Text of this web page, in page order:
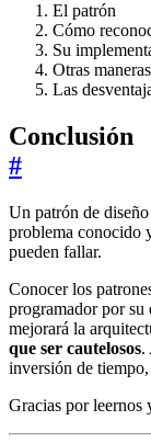
El patrón
Cómo
Su
Otras
Las
Conclusión
#
Un patrón de
problema conocido
pueden fallar.
Conocer los
programador por
mejorará la
que ser cautelosos.
inversión de
Gracias por leernos